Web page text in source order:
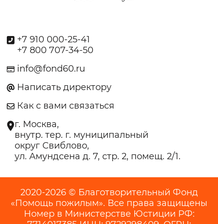
+7 910 000-25-41
+7 800 707-34-50
info@fond60.ru
Написать директору
Как с вами связаться
г. Москва,
внутр. тер. г. муниципальный
округ Свиблово,
ул. Амундсена д. 7, стр. 2, помещ. 2/1.
2020-2026 © Благотворительный Фонд
«Помощь пожилым». Все права защищены
Номер в Министерстве Юстиции РФ: